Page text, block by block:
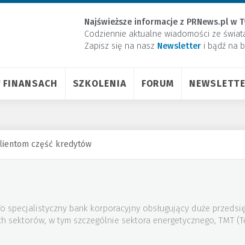
Najświeższe informacje z PRNews.pl w
Codziennie aktualne wiadomości ze
Zapisz się na nasz Newsletter ​i bądź na
FINANSACH SZKOLENIA FORUM
część kredytów
specjalistyczny bank korporacyjny obsługujący duże
sektorów, w tym szczególnie sektora energetycznego, TMT